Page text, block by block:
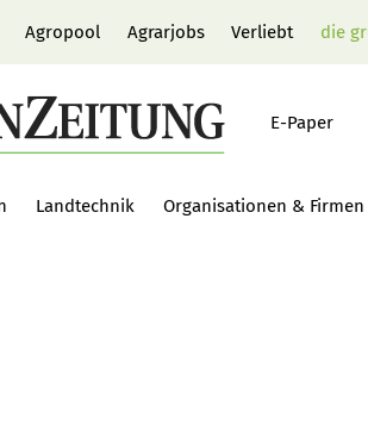
Agropool Agrarjobs Verliebt die
E-Paper
Landtechnik Organisationen & Firmen